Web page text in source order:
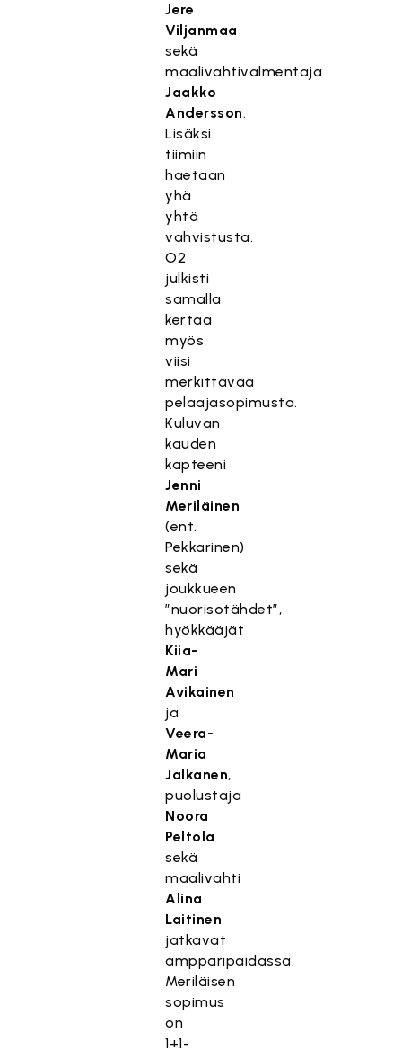
Jere
Viljanmaa
sekä
maalivahtivalmentaja
Jaakko
Andersson.
Lisäksi
tiimiin
haetaan
yhä
yhtä
vahvistusta.
O2
julkisti
samalla
kertaa
myös
viisi
merkittävää
pelaajasopimusta.
Kuluvan
kauden
kapteeni
Jenni
Meriläinen
(ent.
Pekkarinen)
sekä
joukkueen
”nuorisotähdet”,
hyökkääjät
Kiia-
Mari
Avikainen
ja
Veera-
Maria
Jalkanen,
puolustaja
Noora
Peltola
sekä
maalivahti
Alina
Laitinen
jatkavat
ampparipaidassa.
Meriläisen
sopimus
on
1+1-